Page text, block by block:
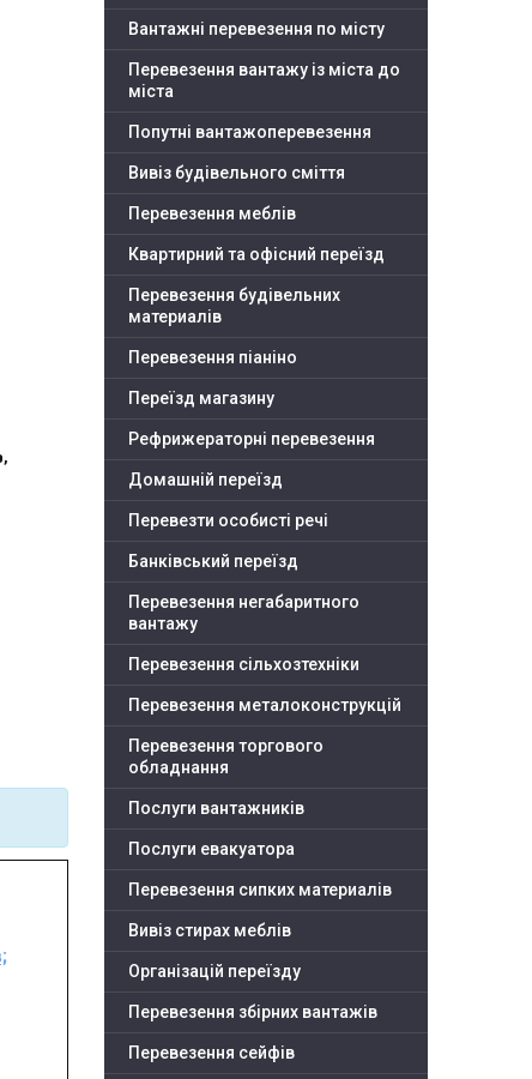
Вантажні перевезення по місту
Перевезення вантажу із міста до
міста
Попутні вантажоперевезення
Вивіз будівельного сміття
Перевезення меблів
Квартирний та офісний переїзд
Перевезення будівельних
материалів
Перевезення піаніно
Переїзд магазину
Рефрижераторні перевезення
Домашній переїзд
Перевезти особисті речі
Банківський переїзд
Перевезення негабаритного
вантажу
Перевезення сільхозтехніки
Перевезення металоконструкцій
Перевезення торгового
обладнання
Послуги вантажників
Послуги евакуатора
Перевезення сипких материалів
Вивіз стирах меблів
Організацій переїзду
Перевезення збірних вантажів
Перевезення сейфів